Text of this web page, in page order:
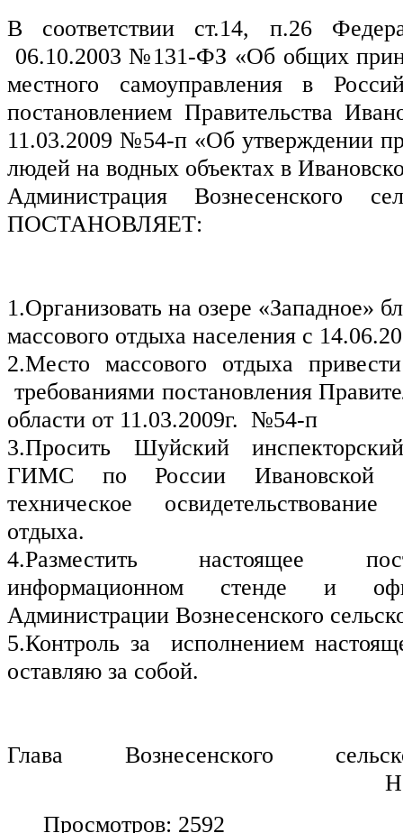
В соответствии ст.14, п.26
06.10.2003 №131-ФЗ «Об общих
местного самоуправления в
постановлением Правительства
11.03.2009 №54-п «Об утверждении
людей на водных объектах в
Администрация Вознесенского
ПОСТАНОВЛЯЕТ:
1.Организовать на озере «Западное»
массового отдыха населения с
2.Место массового отдыха
требованиями постановления
области от 11.03.2009г.  №54-п
3.Просить Шуйский
ГИМС по России Ивановской
техническое
отдыха.
4.Разместить настоящее
информационном стенде и
Администрации Вознесенского
5.Контроль за  исполнением
оставляю за собой.
Глава Вознесенского
Просмотров: 2592